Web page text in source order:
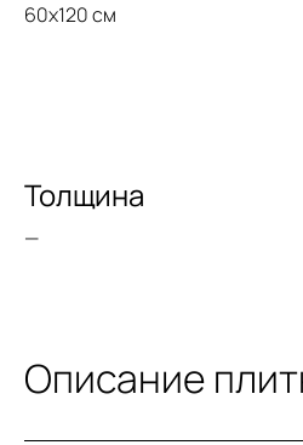
60x120 см
Толщина
—
Описание